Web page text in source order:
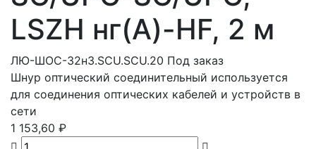
LSZH нг(A)-HF, 2 м
ЛЮ-ШОС-32н3.SCU.SCU.20 Под заказ
Шнур оптический соединительный используется
для соединения оптических кабелей и устройств в
сети
1 153,60 ₽